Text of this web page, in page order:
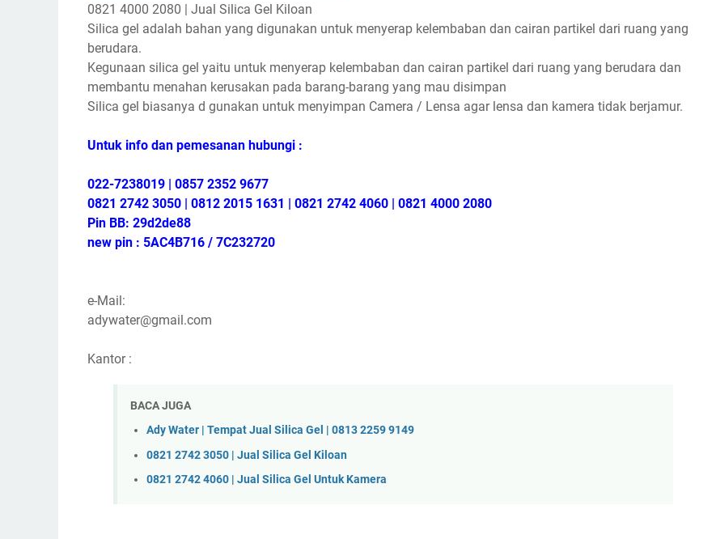
0821 4000 2080 | Jual Silica Gel Kiloan
Silica gel adalah bahan yang digunakan untuk menyerap kelembaban dan cairan partikel dari ruang yang
berudara.
Kegunaan silica gel yaitu untuk menyerap kelembaban dan cairan partikel dari ruang yang berudara dan
membantu menahan kerusakan pada barang-barang yang mau disimpan
Silica gel biasanya d gunakan untuk menyimpan Camera / Lensa agar lensa dan kamera tidak berjamur.
Untuk info dan pemesanan hubungi :
022-7238019 | 0857 2352 9677
0821 2742 3050 | 0812 2015 1631 | 0821 2742 4060 | 0821 4000 2080
Pin BB: 29d2de88
new pin : 5AC4B716 / 7C232720
e-Mail:
adywater@gmail.com
Kantor :
BACA JUGA
Ady Water | Tempat Jual Silica Gel | 0813 2259 9149
0821 2742 3050 | Jual Silica Gel Kiloan
0821 2742 4060 | Jual Silica Gel Untuk Kamera